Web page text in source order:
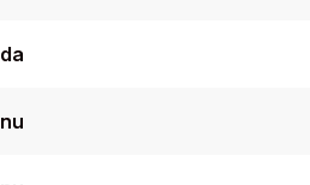
da
nu